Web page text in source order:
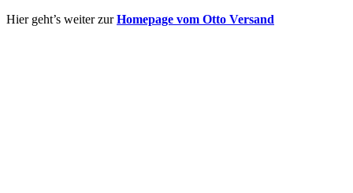
Hier geht’s weiter zurHomepage vom Otto Versand